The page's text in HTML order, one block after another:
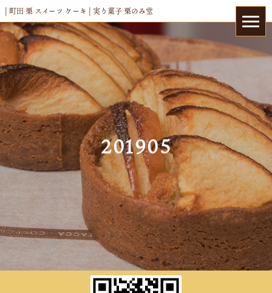
| 町田 栗 スイーツ ケーキ | 実り菓子 栗のみ堂
201905